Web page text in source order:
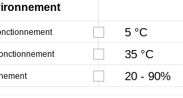
5 °C
35 °C
20 - 90%